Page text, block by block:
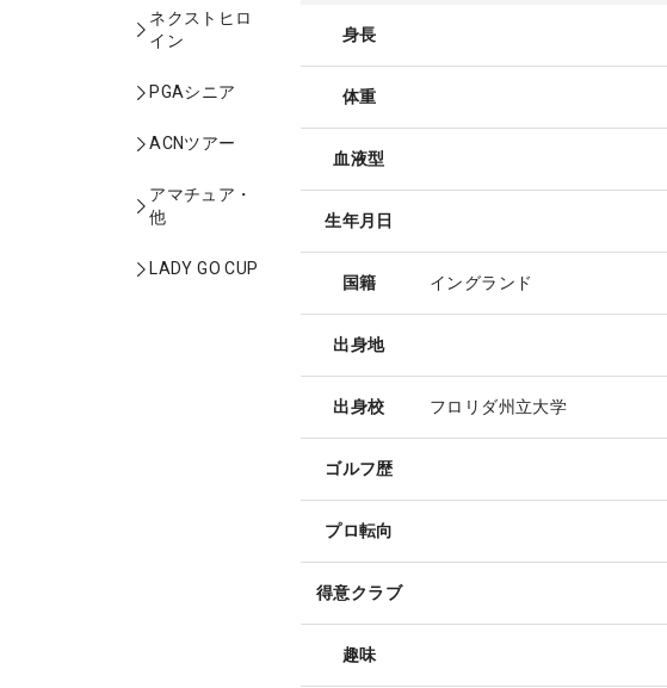
ネクストヒロ
イン
PGAシニア
ACNツアー
アマチュア・
他
LADY GO CUP
身長
体重
血液型
生年月日
国籍 イングランド
出身地
出身校 フロリダ州立大学
ゴルフ歴
プロ転向
得意クラブ
趣味